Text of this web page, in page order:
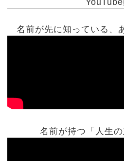
名前が先に知っている、
名前が持つ「人生の